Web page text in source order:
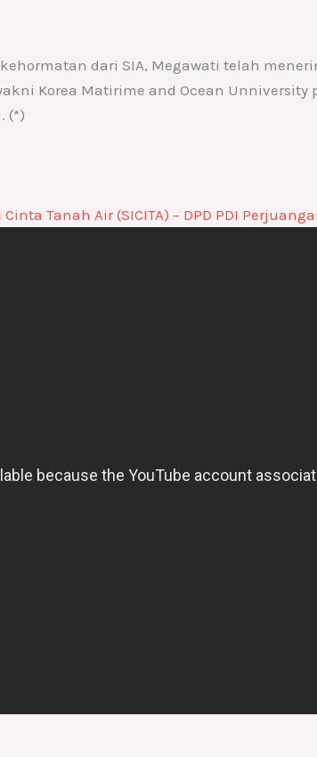
dari SIA, Megawati telah
Korea Matirime and Ocean
(*)
Tanah Air (SICITA) – DPD PDI